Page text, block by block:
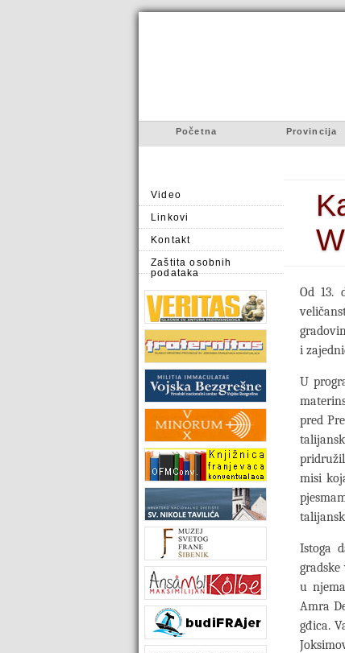
Početna Provincija
Video
Linkovi
Kontakt
Zaštita osobnih
podataka
Od 13.
i
U
pred
misi
Istoga
u
Amra
gđica.